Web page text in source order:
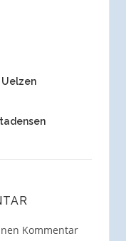
Kommentar